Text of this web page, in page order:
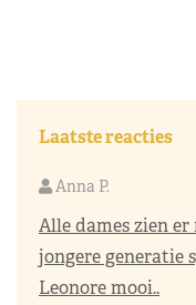
Laatste reacties
Anna P.
Alle dames zien
jongere generatie
Leonore mooi..